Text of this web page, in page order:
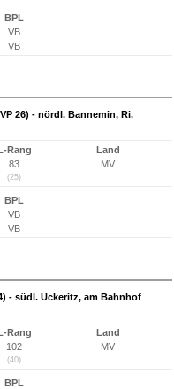
BPL
VB
VB
26) - nördl. Bannemin, Ri.
L-Rang
83
(25)
Land
MV
BPL
VB
VB
- südl. Ückeritz, am Bahnhof
L-Rang
102
(40)
Land
MV
BPL